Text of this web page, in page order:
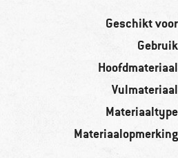
Geschikt